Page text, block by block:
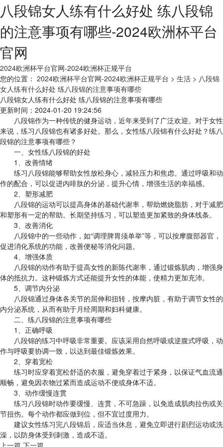
八段锦女人练有什么好处 练八段锦
的注意事项有哪些-2024欧洲杯平台
官网
2024欧洲杯平台官网-2024欧洲杯正规平台
您的位置： 2024欧洲杯平台官网-2024欧洲杯正规平台 > 生活 > 八段锦
女人练有什么好处 练八段锦的注意事项有哪些
八段锦女人练有什么好处 练八段锦的注意事项有哪些
更新时间：2024-01-20 19:24:56
八段锦作为一种传统的健身运动，近年来受到了广泛欢迎。对于女性
来说，练习八段锦也有诸多好处。那么，女性练八段锦有什么好处？练八
段锦的注意事项有哪些？
一、女性练八段锦的好处
1、改善情绪
练习八段锦能够帮助女性放松身心，减轻压力和焦虑。通过呼吸和动
作的配合，可以促进内啡肽的分泌，提升心情，增强生活的幸福感。
2、塑形减肥
八段锦的运动可以提高身体的基础代谢率，帮助燃烧脂肪，对于减肥
和塑形有一定的帮助。长期坚持练习，可以塑造更加紧致的身体线条。
3、改善消化
八段锦中的一些动作，如“调理脾胃须单举”等，可以按摩腹部器官，
促进消化系统的功能，改善便秘等消化问题。
4、增强体质
八段锦的动作有助于提高女性的新陈代谢率，通过锻炼肌肉，增强身
体的抵抗力。这种锻炼方式还能提升女性的体能，使精力更加充沛。
5、调节内分泌
八段锦通过身体各关节的屈伸和扭转，按摩内脏，有助于调节女性的
内分泌系统，从而有助于月经周期和妇科健康。
二、练八段锦的注意事项有哪些
1、正确呼吸
八段锦的练习中呼吸非常重要。应该采用自然呼吸或逆腹式呼吸，动
作与呼吸要协调一致，以达到最佳锻炼效果。
2、穿着宽松
练习时应穿着宽松舒适的衣服，避免穿着过于紧身，以保证气血流通
顺畅，避免因衣物过紧而造成运动不便或身体不适。
3、动作缓慢连贯
练习八段锦时动作要缓慢、连贯，不可急躁，以免造成肌肉拉伤或关
节扭伤。每个动作都应做到位，但不宜过度用力。
建议女性练习完八段锦后，应适当休息，避免立即进行剧烈运动或洗
澡，以防身体受到刺激，造成不适。
上一篇 下一篇